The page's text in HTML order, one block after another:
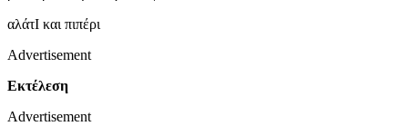
αλάτΙ και πιπέρι
Advertisement
Εκτέλεση
Advertisement